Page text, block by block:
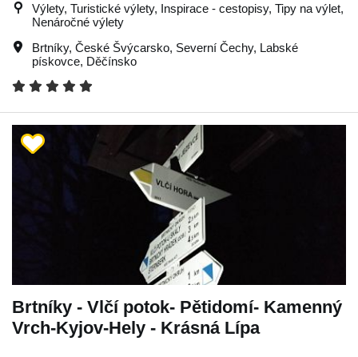
Výlety, Turistické výlety, Inspirace - cestopisy, Tipy na výlet,
Nenáročné výlety
Brtníky, České Švýcarsko, Severní Čechy, Labské
pískovce, Děčínsko
Brtníky - Vlčí potok- Pětidomí- Kamenný
Vrch-Kyjov-Hely - Krásná Lípa